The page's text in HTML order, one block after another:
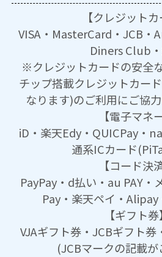
【クレジットカ
VISA・MasterCard・JCB・
Diners Club
※クレジットカードの安全
チップ搭載クレジットカー
なります)のご利用にご協力
【電子マネー
iD・楽天Edy・QUICPay・
通系ICカード
【コード決済
PayPay・d払い・au PAY・
Pay・楽天ペイ・
【ギフト券】
VJAギフト券・JCBギフト
(JCBマークの記載